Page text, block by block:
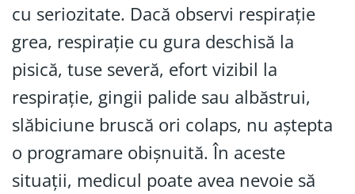
cu seriozitate. Dacă observi respirație
grea, respirație cu gura deschisă la
pisică, tuse severă, efort vizibil la
respirație, gingii palide sau albăstrui,
slăbiciune bruscă ori colaps, nu aștepta
o programare obișnuită. În aceste
situații, medicul poate avea nevoie să